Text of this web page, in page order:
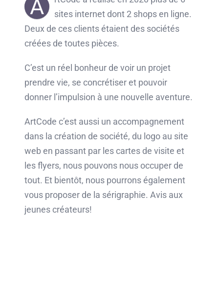
A
sites internet dont 2 shops en ligne.
Deux de ces clients étaient des sociétés
créées de toutes pièces.
C’est un réel bonheur de voir un projet
prendre vie, se concrétiser et pouvoir
donner l’impulsion à une nouvelle aventure.
ArtCode c’est aussi un accompagnement
dans la création de société, du logo au site
web en passant par les cartes de visite et
les flyers, nous pouvons nous occuper de
tout. Et bientôt, nous pourrons également
vous proposer de la sérigraphie. Avis aux
jeunes créateurs!